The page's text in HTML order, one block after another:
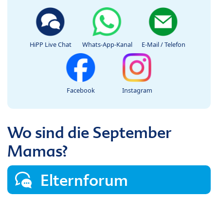
HiPP Live Chat Whats-App-Kanal E-Mail / Telefon
Facebook Instagram
Wo sind die September
Mamas?
Elternforum